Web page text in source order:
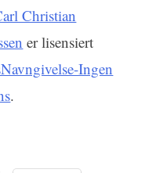
Christian
er lisensiert
Ingen
.